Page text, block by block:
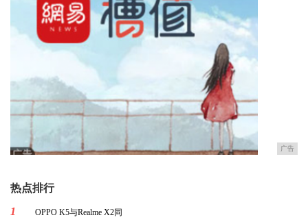
广告
热点排行
1
OPPO K5与Realme X2同